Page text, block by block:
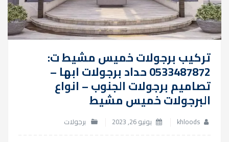
تركيب برجولات خميس مشيط ت:
0533487872 حداد برجولات ابها –
تصاميم برجولات الجنوب – انواع
البرجولات خميس مشيط
khloods يونيو 26, 2023 برجولات